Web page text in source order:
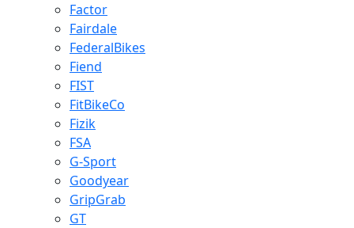
Factor
Fairdale
FederalBikes
Fiend
FIST
FitBikeCo
Fizik
FSA
G-Sport
Goodyear
GripGrab
GT